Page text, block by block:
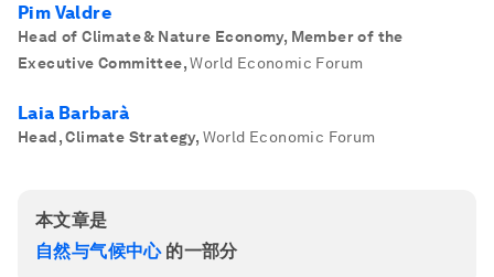
Pim Valdre
Head of Climate & Nature Economy, Member of the
Executive Committee, World Economic Forum
Laia Barbarà
Head, Climate Strategy, World Economic Forum
本文章是
自然与气候中心的一部分